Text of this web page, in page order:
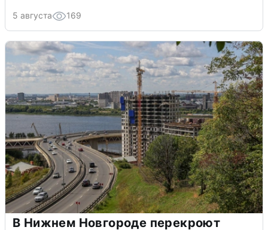
5 августа 169
В Нижнем Новгороде перекроют